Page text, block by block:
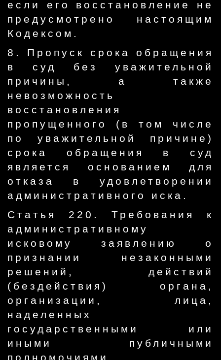
если его восстановление не
предусмотрено настоящим
Кодексом.
8. Пропуск срока обращения
в суд без уважительной
причины, а также
невозможность
восстановления
пропущенного (в том числе
по уважительной причине)
срока обращения в суд
является основанием для
отказа в удовлетворении
административного иска.
Статья 220. Требования к
административному
исковому заявлению о
признании незаконными
решений, действий
(бездействия) органа,
организации, лица,
наделенных
государственными или
иными публичными
полномочиями